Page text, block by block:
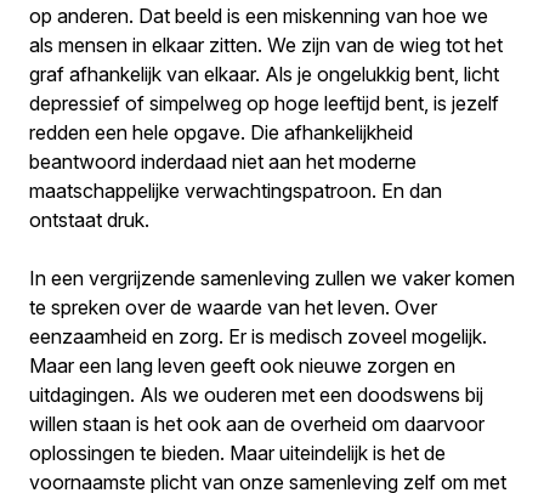
op anderen. Dat beeld is een miskenning van hoe we
als mensen in elkaar zitten. We zijn van de wieg tot het
graf afhankelijk van elkaar. Als je ongelukkig bent, licht
depressief of simpelweg op hoge leeftijd bent, is jezelf
redden een hele opgave. Die afhankelijkheid
beantwoord inderdaad niet aan het moderne
maatschappelijke verwachtingspatroon. En dan
ontstaat druk.
In een vergrijzende samenleving zullen we vaker komen
te spreken over de waarde van het leven. Over
eenzaamheid en zorg. Er is medisch zoveel mogelijk.
Maar een lang leven geeft ook nieuwe zorgen en
uitdagingen. Als we ouderen met een doodswens bij
willen staan is het ook aan de overheid om daarvoor
oplossingen te bieden. Maar uiteindelijk is het de
voornaamste plicht van onze samenleving zelf om met